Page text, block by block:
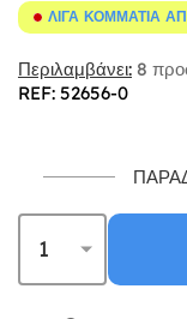
ΛΊΓΑ ΚΟΜΜΆΤΙΑ
Περιλαμβάνει: 8
REF: 52656-0